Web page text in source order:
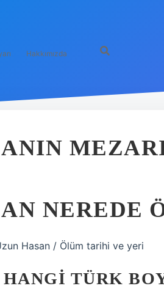
Hakkımızda
NEREDE
Hasan / Ölüm tarihi ve yeri
TÜRK